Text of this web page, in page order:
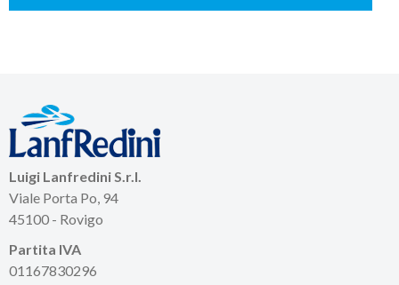
Luigi Lanfredini S.r.l.
Viale Porta Po, 94
45100 - Rovigo
Partita IVA
01167830296